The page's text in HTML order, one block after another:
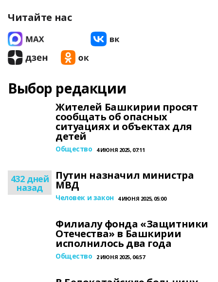
Читайте нас
Выбор редакции
Жителей Башкирии просят
сообщать об опасных
ситуациях и объектах для
детей
Общество 4 ИЮНЯ 2025, 07:11
432 дней
назад
Путин назначил министра
МВД
Человек и закон 4 ИЮНЯ 2025, 05:00
Филиалу фонда «Защитники
Отечества» в Башкирии
исполнилось два года
Общество 2 ИЮНЯ 2025, 06:57